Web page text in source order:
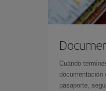
Cuando
documentación
pasaporte,